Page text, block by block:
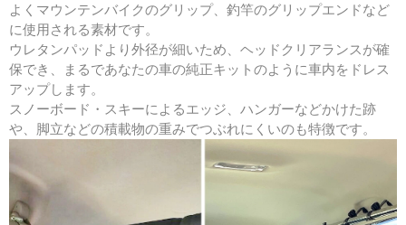
よくマウンテンバイクのグリップ、釣竿のグリップエンドなど
に使用される素材です。
ウレタンパッドより外径が細いため、ヘッドクリアランスが確
保でき、まるであなたの車の純正キットのように車内をドレス
アップします。
スノーボード・スキーによるエッジ、ハンガーなどかけた跡
や、脚立などの積載物の重みでつぶれにくいのも特徴です。